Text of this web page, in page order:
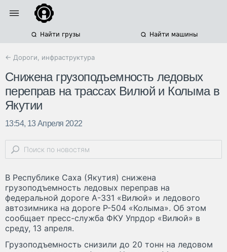
Найти грузы Найти машины
← Дороги, инфраструктура
Снижена грузоподъемность ледовых
переправ на трассах Вилюй и Колыма в
Якутии
13:54, 13 Апреля 2022
В Республике Саха (Якутия) снижена
грузоподъемность ледовых переправ на
федеральной дороге А-331 «Вилюй» и ледового
автозимника на дороге Р-504 «Колыма». Об этом
сообщает пресс-служба ФКУ Упрдор «Вилюй» в
среду, 13 апреля.
Грузоподъемность снизили до 20 тонн на ледовом